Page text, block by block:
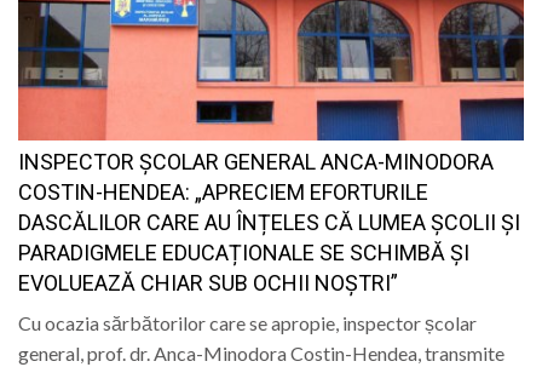
INSPECTOR ȘCOLAR GENERAL ANCA-MINODORA
COSTIN-HENDEA: „APRECIEM EFORTURILE
DASCĂLILOR CARE AU ÎNȚELES CĂ LUMEA ȘCOLII ȘI
PARADIGMELE EDUCAȚIONALE SE SCHIMBĂ ȘI
EVOLUEAZĂ CHIAR SUB OCHII NOȘTRI”
Cu ocazia sărbătorilor care se apropie, inspector școlar
general, prof. dr. Anca-Minodora Costin-Hendea, transmite